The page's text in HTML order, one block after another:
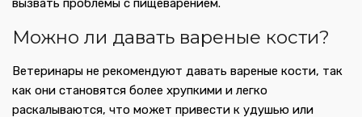
вызвать проблемы с пищеварением.
Можно ли давать вареные кости?
Ветеринары не рекомендуют давать вареные кости, так
как они становятся более хрупкими и легко
раскалываются, что может привести к удушью или